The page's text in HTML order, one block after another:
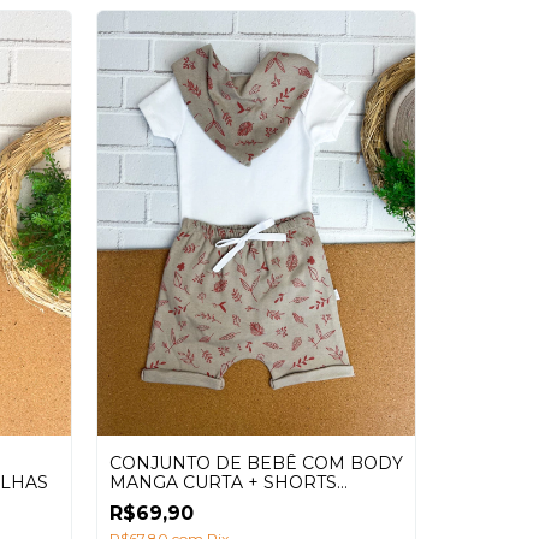
CONJUNTO DE BEBÊ COM BODY
MANGA CURTA + SHORTS
SARUEL E BABADOR ESTAMPA
NATUREZA BEGE VERÃO (3
R$69,90